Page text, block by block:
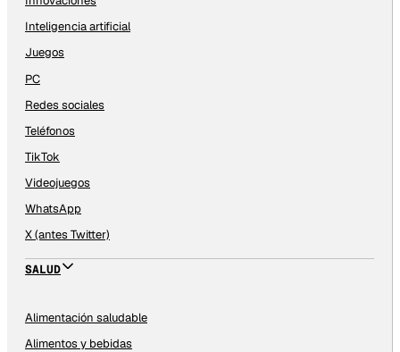
Inteligencia artificial
Juegos
PC
Redes sociales
Teléfonos
TikTok
Videojuegos
WhatsApp
X (antes Twitter)
SALUD
Alimentación saludable
Alimentos y bebidas